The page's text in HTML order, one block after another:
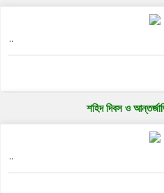
..
শহিদ দিবস ও
..